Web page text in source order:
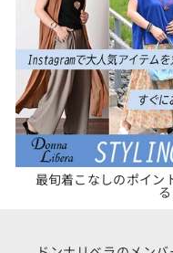
最旬着こなしのポイン